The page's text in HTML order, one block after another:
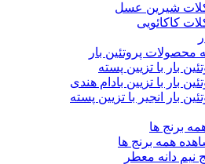
شیرین عسل
کاکائویی
محصولات پروتئین بار
بار با تزیین پسته
بار با تزیین بادام هندی
بار انجیر با تزیین پسته
برنج ها
همه برنج ها
نیم دانه معطر